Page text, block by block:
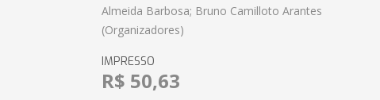
Almeida Barbosa; Bruno Camilloto Arantes
(Organizadores)
IMPRESSO
R$ 50,63